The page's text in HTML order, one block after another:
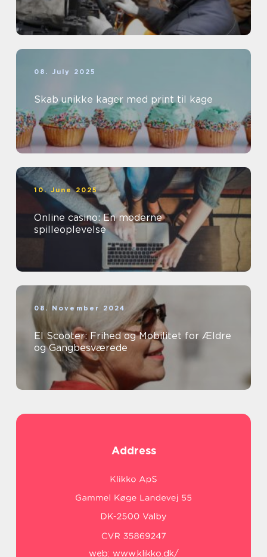
08. July 2025
Skab unikke kager med print til kage
10. June 2025
Online casino: En moderne
spilleoplevelse
08. November 2024
El Scooter: Frihed og Mobilitet for Ældre
og Gangbesværede
Address
web: www.klikko.dk/